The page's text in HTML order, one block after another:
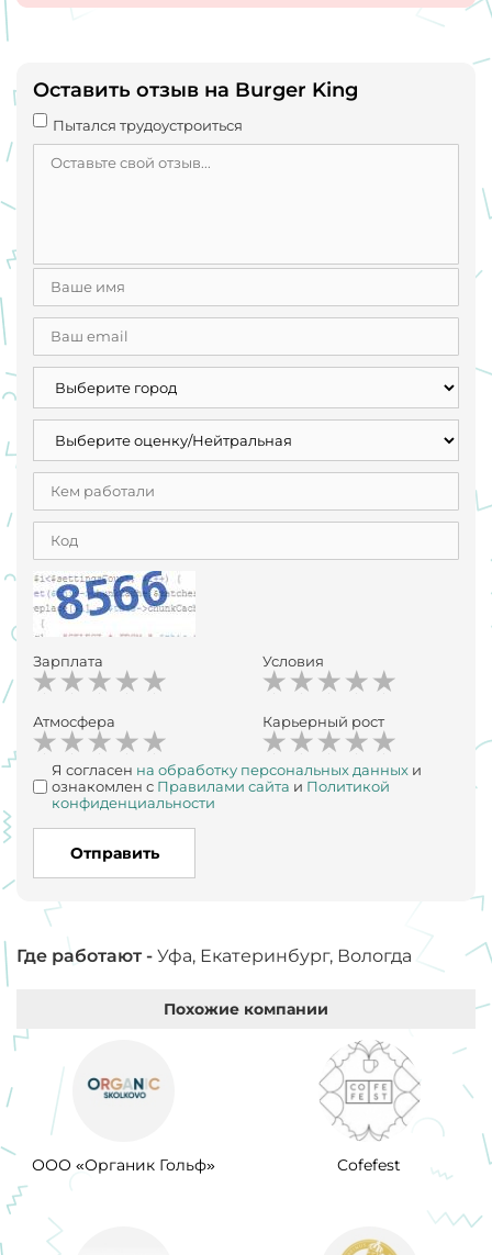
осталась. Перспектив нет. Делать там тоже нечего!
Сотрудники тоже хороши. Делают бургеры и воруют. На
Оставить отзыв на Burger King
Пытался трудоустроиться
Зарплата Условия
Атмосфера Карьерный рост
Я согласен на обработку персональных данных и
ознакомлен с Правилами сайта и Политикой
конфиденциальности
Отправить
Где работают - Уфа, Екатеринбург, Вологда
Похожие компании
ООО «Органик Гольф» Cofefest